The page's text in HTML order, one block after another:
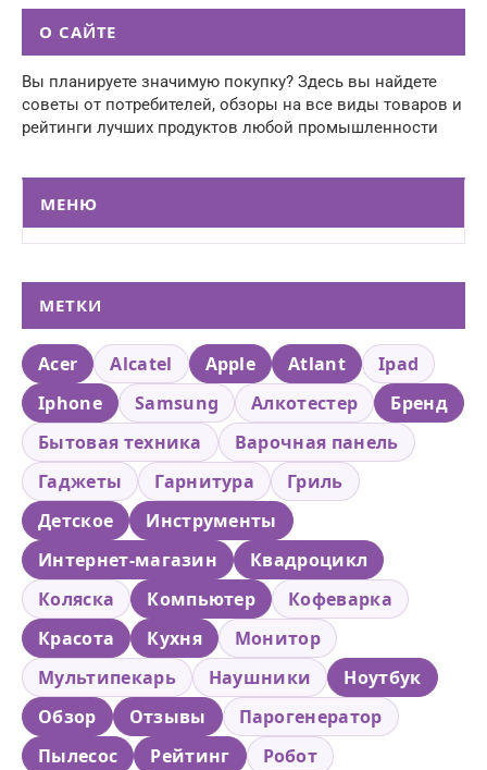
О САЙТЕ
Вы планируете значимую покупку? Здесь вы найдете
советы от потребителей, обзоры на все виды товаров и
рейтинги лучших продуктов любой промышленности
МЕНЮ
МЕТКИ
Acer Alcatel Apple Atlant
Ipad
Iphone
Samsung Алкотестер
Бренд
Бытовая техника
Варочная панель
Гаджеты
Гарнитура
Гриль
Детское
Инструменты
Интернет-магазин
Квадроцикл
Коляска
Компьютер
Кофеварка
Красота
Кухня
Монитор
Мультипекарь
Наушники
Ноутбук
Обзор
Отзывы
Парогенератор
Пылесос
Рейтинг
Робот